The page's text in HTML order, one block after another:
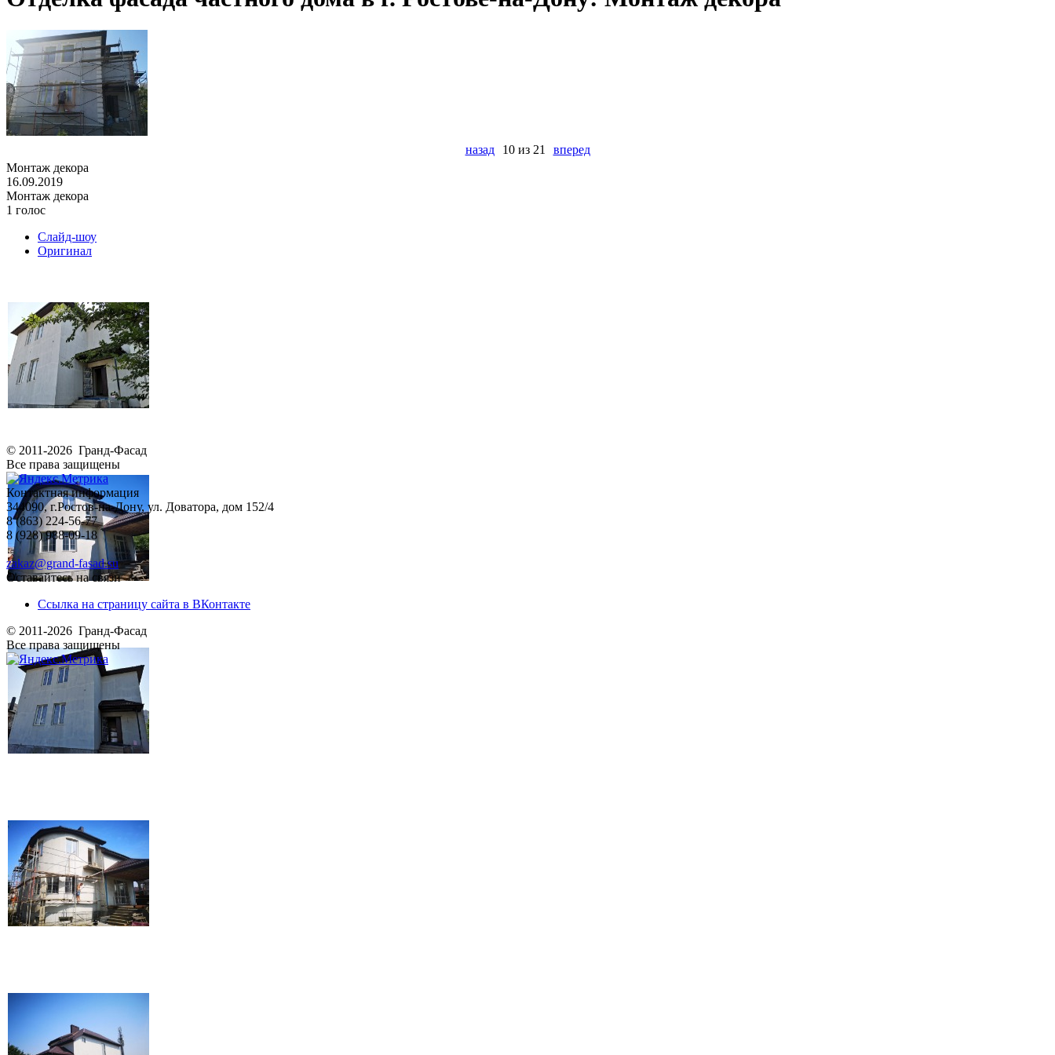
назад 10 из 21
вперед
Монтаж декора
16.09.2019
Монтаж декора
1 голос
Слайд-шоу
Оригинал
© 2011-2026 Гранд-Фасад
Все права защищены
Контактная информация
344090, г.Ростов-на-Дону, ул. Доватора, дом 152/4
8 (863) 224-56-77
8 (928) 988-09-18
zakaz@grand-fasad.su
Оставайтесь на связи
Ссылка на страницу сайта в ВКонтакте
© 2011-2026 Гранд-Фасад
Все права защищены